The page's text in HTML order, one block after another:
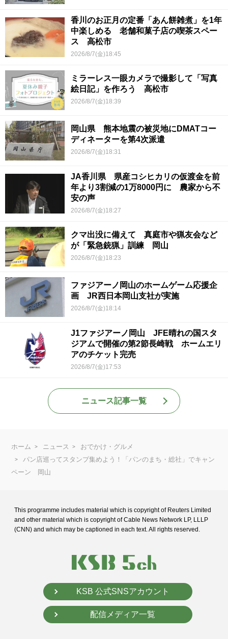
香川のお正月の定番「あん餅雑煮」を1年
中楽しめる 老舗和菓子店の喫茶スペー
ス 高松市
2026/8/7(金)18:45
ミラーレス一眼カメラで撮影して「写真
絵日記」を作ろう 高松市
2026/8/7(金)18:39
岡山県 熊本地震の被災地にDMATコー
ディネーターを第4次派遣
2026/8/7(金)18:31
JA香川県 県産コシヒカリの仮渡金を前
年より3割減の1万8000円に 農家から不
安の声
2026/8/7(金)18:27
クマ出没に備えて 真庭市や猟友会など
が「緊急銃猟」訓練 岡山
2026/8/7(金)18:23
ファジアーノ岡山のホームゲーム応援企
画 JR西日本岡山支社が実施
2026/8/7(金)18:14
J1ファジアーノ岡山 JFE晴れの国スタ
ジアムで開催の第2節長崎戦 ホームエリ
アのチケット完売
2026/8/7(金)17:53
ニュース記事一覧
ホーム ニュース
おでかけ・グルメ
パン店巡ってスタンプ集めよう！「パンのまち・総社」でキャン
ペーン 岡山
This programme includes material which is copyright of Reuters Limited
and other material which is copyright of Cable News Network LP, LLLP
(CNN) and which may be captioned in each text. All rights reserved.
KSB 公式SNSアカウント
配信メディア一覧